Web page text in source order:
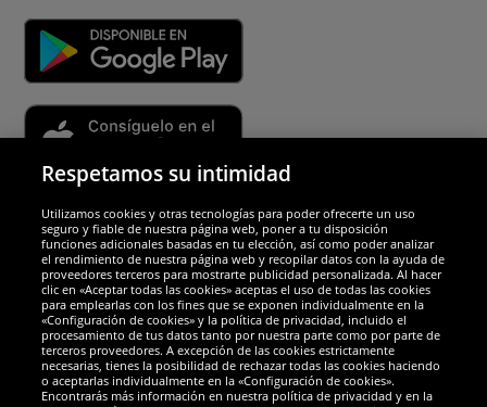
Socios y seguridad
Galardones
Respetamos su intimidad
Utilizamos cookies y otras tecnologías para poder ofrecerte un uso
seguro y fiable de nuestra página web, poner a tu disposición
funciones adicionales basadas en tu elección, así como poder analizar
el rendimiento de nuestra página web y recopilar datos con la ayuda de
proveedores terceros para mostrarte publicidad personalizada. Al hacer
clic en «Aceptar todas las cookies» aceptas el uso de todas las cookies
para emplearlas con los fines que se exponen individualmente en la
«Configuración de cookies» y la política de privacidad, incluido el
procesamiento de tus datos tanto por nuestra parte como por parte de
terceros proveedores. A excepción de las cookies estrictamente
necesarias, tienes la posibilidad de rechazar todas las cookies haciendo
o aceptarlas individualmente en la «Configuración de cookies».
Encontrarás más información en nuestra política de privacidad y en la